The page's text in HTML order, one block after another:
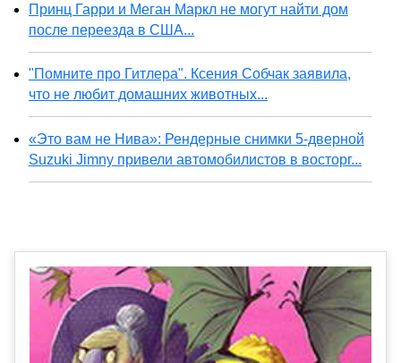
Принц Гарри и Меган Маркл не могут найти дом
после переезда в США...
"Помните про Гитлера". Ксения Собчак заявила,
что не любит домашних животных...
«Это вам не Нива»: Рендерные снимки 5-дверной
Suzuki Jimny привели автомобилистов в восторг...